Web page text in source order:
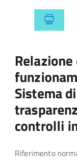
Sistema
controlli
Riferimento